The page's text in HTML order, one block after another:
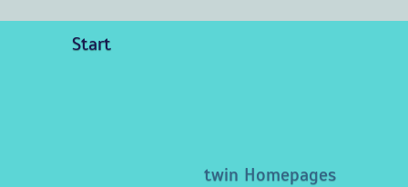
Start
twin Homepages